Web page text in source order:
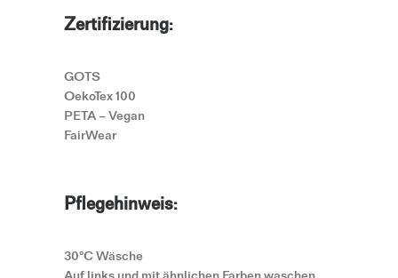
Zertifizierung:
GOTS
OekoTex 100
PETA – Vegan
FairWear
Pflegehinweis:
30°C Wäsche